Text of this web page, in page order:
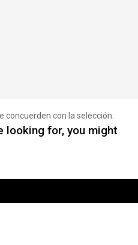
concuerden con la selección.
looking for, you might